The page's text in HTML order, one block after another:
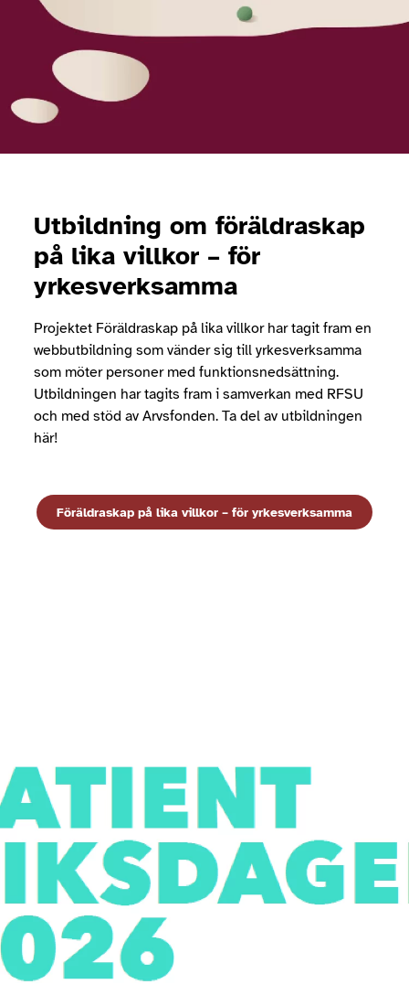
Utbildning om föräldraskap
på lika villkor – för
yrkesverksamma
Projektet Föräldraskap på lika villkor har tagit fram en
webbutbildning som vänder sig till yrkesverksamma
som möter personer med funktionsnedsättning.
Utbildningen har tagits fram i samverkan med RFSU
och med stöd av Arvsfonden. Ta del av utbildningen
här!
Föräldraskap på lika villkor – för yrkesverksamma